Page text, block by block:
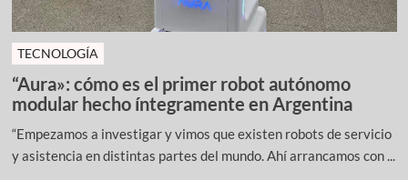
TECNOLOGÍA
“Aura»: cómo es el primer robot autónomo
modular hecho íntegramente en Argentina
“Empezamos a investigar y vimos que existen robots de servicio
y asistencia en distintas partes del mundo. Ahí arrancamos con ...